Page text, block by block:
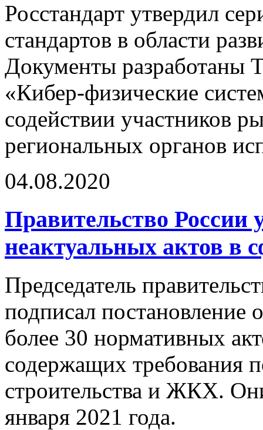
Росстандарт утвердил
стандартов в области
Документы разработаны
«Кибер-физические
содействии участников
региональных органов
04.08.2020
Правительство России
неактуальных актов в
Председатель
подписал
более 30 нормативных
содержащих требования
строительства и ЖКХ.
января 2021 года.